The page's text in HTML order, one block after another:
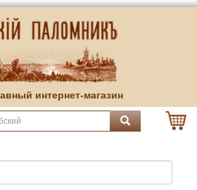
интернет-магазин